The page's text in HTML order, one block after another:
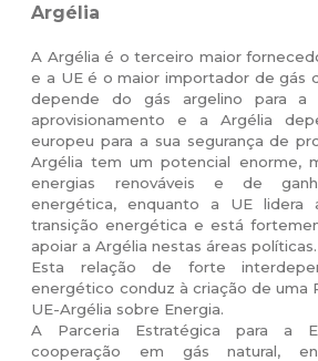
Argélia
A Argélia é o terceiro maior
e a UE é o maior importador de gás
depende do gás argelino para a
aprovisionamento e a Argélia
europeu para a sua segurança de
Argélia tem um potencial enorme,
energias renováveis e de
energética, enquanto a UE lidera
transição energética e está
apoiar a Argélia nestas áreas políticas.
Esta relação de forte
energético conduz à criação de uma
UE-Argélia sobre Energia.
A Parceria Estratégica para a
cooperação em gás natural,